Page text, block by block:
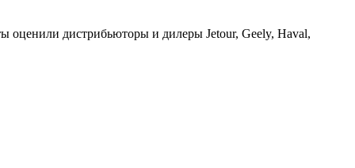
оценили дистрибьюторы и дилеры Jetour, Geely, Haval,